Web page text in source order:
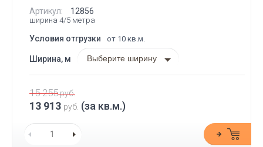
Артикул: 12856
ширина 4/5 метра
Условия отгрузки от 10 кв.м.
Ширина, м Выберите ширину
15 255руб.
13 913 руб. (за кв.м.)